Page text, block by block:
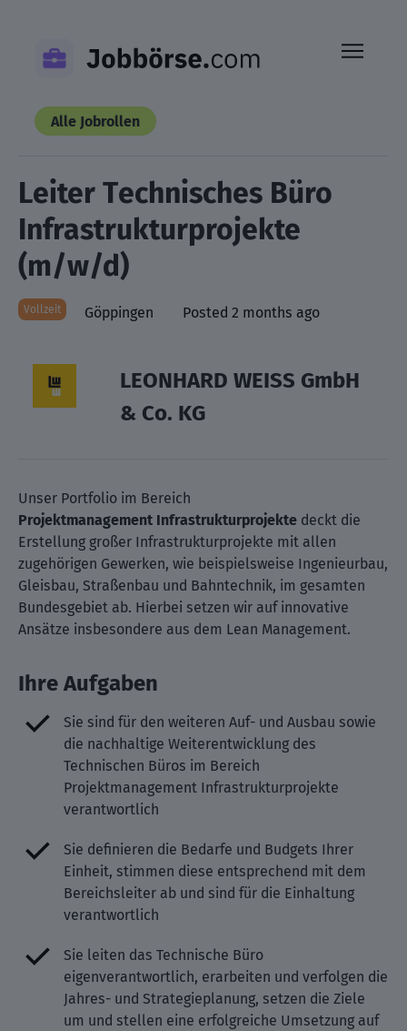
content
Alle Jobrollen
Leiter Technisches Büro
Infrastrukturprojekte
(m/w/d)
Vollzeit Göppingen Posted 2 months ago
LEONHARD WEISS GmbH
& Co. KG
Unser Portfolio im Bereich
Projektmanagement Infrastrukturprojekte deckt die
Erstellung großer Infrastrukturprojekte mit allen
zugehörigen Gewerken, wie beispielsweise Ingenieurbau,
Gleisbau, Straßenbau und Bahntechnik, im gesamten
Bundesgebiet ab. Hierbei setzen wir auf innovative
Ansätze insbesondere aus dem Lean Management.
Ihre Aufgaben
Sie sind für den weiteren Auf- und Ausbau sowie
die nachhaltige Weiterentwicklung des
Technischen Büros im Bereich
Projektmanagement Infrastrukturprojekte
verantwortlich
Sie definieren die Bedarfe und Budgets Ihrer
Einheit, stimmen diese entsprechend mit dem
Bereichsleiter ab und sind für die Einhaltung
verantwortlich
Sie leiten das Technische Büro
eigenverantwortlich, erarbeiten und verfolgen die
Jahres- und Strategieplanung, setzen die Ziele
um und stellen eine erfolgreiche Umsetzung auf